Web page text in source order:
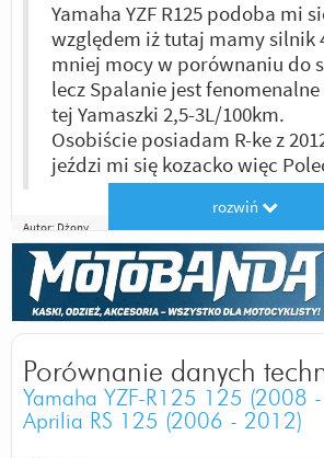
Yamaha YZF R125 podoba mi
względem iż tutaj mamy silnik
mniej mocy w porównaniu do
lecz Spalanie jest
tej Yamaszki 2,5-3L/100km.
Osobiście posiadam R-ke z
jeździ mi się kozacko więc
Odpowiedz
Autor: Dżony
yamaha zmiata aprilie swoim
wyglądem i silnikiem 4t które
:)
2024-08-25 22:01:41 | Autor: Gość
chodz sie kurwo scignac
rozwiń
Porównanie danych
Yamaha YZF-R125 125 (2008
Aprilia RS 125 (2006 - 2012)